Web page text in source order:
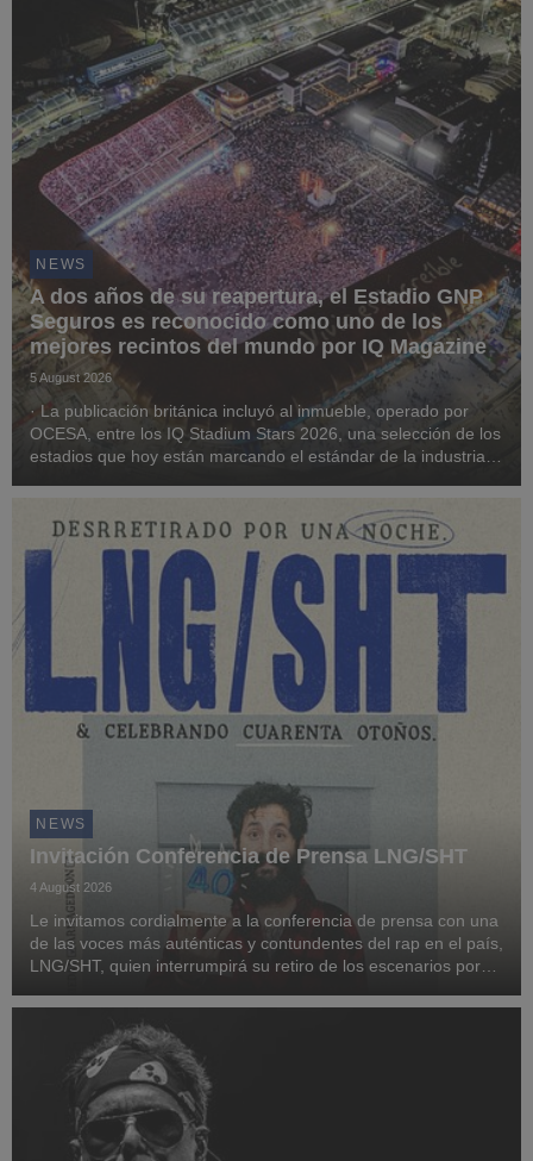
NEWS
A dos años de su reapertura, el Estadio GNP
Seguros es reconocido como uno de los
mejores recintos del mundo por IQ Magazine
5 August 2026
· La publicación británica incluyó al inmueble, operado por
OCESA, entre los IQ Stadium Stars 2026, una selección de los
estadios que hoy están marcando el estándar de la industria
NEWS
Invitación Conferencia de Prensa LNG/SHT
4 August 2026
Le invitamos cordialmente a la conferencia de prensa con una
de las voces más auténticas y contundentes del rap en el país,
LNG/SHT, quien interrumpirá su retiro de los escenarios por
número 40, y por ello estará...